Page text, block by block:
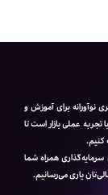
نوآورانه برای آموزش و
عملی بازار است تا
کنیم.
همراه شما
یاری می‌رسانیم.